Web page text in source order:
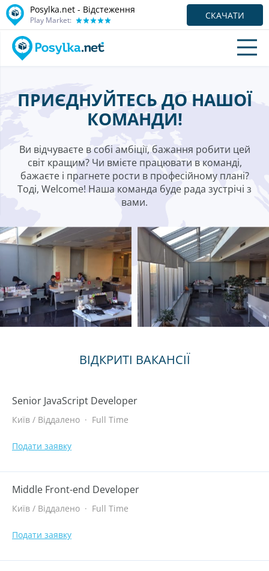
Posylka.net - Відстеження
Play Market: СКАЧАТИ
ПРИЄДНУЙТЕСЬ ДО НАШОЇ
КОМАНДИ!
Ви відчуваєте в собі амбіції, бажання робити цей
світ кращим? Чи вмієте працювати в команді,
бажаєте і прагнете рости в професійному плані?
Тоді, Welcome! Наша команда буде рада зустрічі з
вами.
ВІДКРИТІ ВАКАНСІЇ
Senior JavaScript Developer
Київ / Віддалено · Full Time
Подати заявку
Middle Front-end Developer
Київ / Віддалено · Full Time
Подати заявку